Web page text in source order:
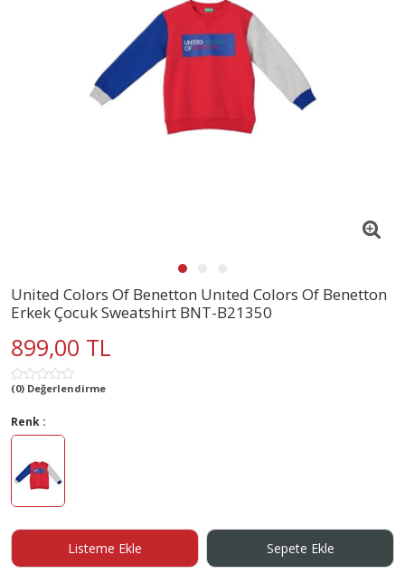
United Colors Of Benetton Unıted Colors Of Benetton
Erkek Çocuk Sweatshirt BNT-B21350
899,00 TL
(0) Değerlendirme
Renk :
Listeme Ekle Sepete Ekle